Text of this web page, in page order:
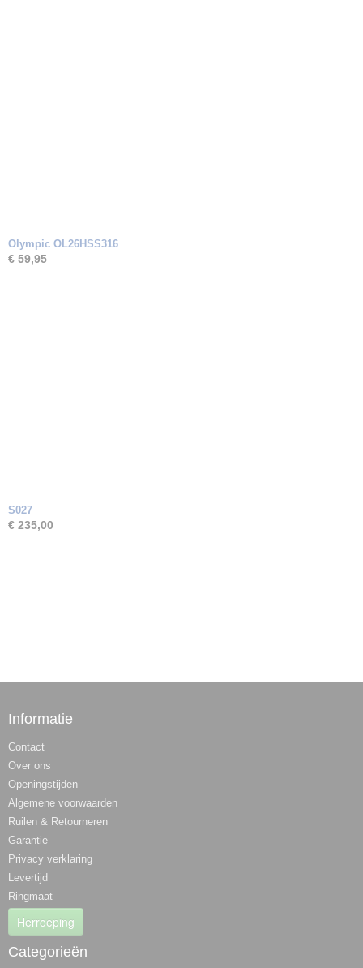
Olympic OL26HSS316
€ 59,95
S027
€ 235,00
Informatie
Contact
Over ons
Openingstijden
Algemene voorwaarden
Ruilen & Retourneren
Garantie
Privacy verklaring
Levertijd
Ringmaat
Herroeping
Categorieën